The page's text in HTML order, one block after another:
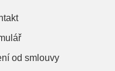
od smlouvy